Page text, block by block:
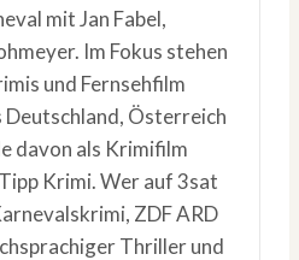
mit Jan Fabel,
Im Fokus stehen
und Fernsehfilm
Österreich
davon als Krimifilm
Krimi. Wer auf 3sat
ZDF ARD
Thriller und